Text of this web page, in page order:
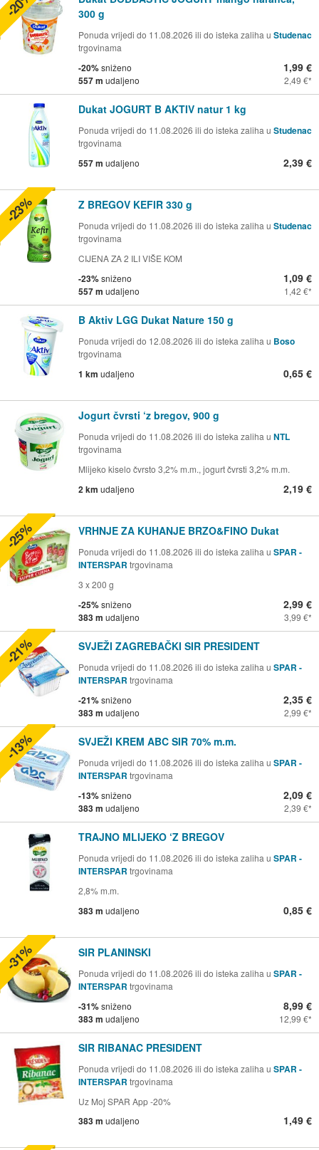
300 g
Ponuda vrijedi do 11.08.2026 ili do isteka zaliha u Studenac
trgovinama
-20%sniženo
557 m udaljeno
1,99 €
2,49 €
Dukat JOGURT B AKTIV natur 1 kg
Ponuda vrijedi do 11.08.2026 ili do isteka zaliha u Studenac
trgovinama
557 m udaljeno 2,39 €
Z BREGOV KEFIR 330 g
Ponuda vrijedi do 11.08.2026 ili do isteka zaliha u Studenac
trgovinama
CIJENA ZA 2 ILI VIŠE KOM
-23%sniženo
557 m udaljeno
1,09 €
1,42 €
-23%
B Aktiv LGG Dukat Nature 150 g
Ponuda vrijedi do 12.08.2026 ili do isteka zaliha u Boso
trgovinama
1 km udaljeno 0,65 €
Jogurt čvrsti ‘z bregov, 900 g
Ponuda vrijedi do 11.08.2026 ili do isteka zaliha u NTL
trgovinama
Mlijeko kiselo čvrsto 3,2% m.m., jogurt čvrsti 3,2% m.m.
2 km udaljeno 2,19 €
VRHNJE ZA KUHANJE BRZO&FINO Dukat
Ponuda vrijedi do 11.08.2026 ili do isteka zaliha u SPAR -
INTERSPAR trgovinama
3 x 200 g
-25%sniženo
383 m udaljeno
2,99 €
3,99 €
-25%
SVJEŽI ZAGREBAČKI SIR PRESIDENT
Ponuda vrijedi do 11.08.2026 ili do isteka zaliha u SPAR -
INTERSPAR trgovinama
-21%sniženo
383 m udaljeno
2,35 €
2,99 €
-21%
SVJEŽI KREM ABC SIR 70% m.m.
Ponuda vrijedi do 11.08.2026 ili do isteka zaliha u SPAR -
INTERSPAR trgovinama
-13%sniženo
383 m udaljeno
2,09 €
2,39 €
-13%
TRAJNO MLIJEKO ‘Z BREGOV
Ponuda vrijedi do 11.08.2026 ili do isteka zaliha u SPAR -
INTERSPAR trgovinama
2,8% m.m.
383 m udaljeno 0,85 €
SIR PLANINSKI
Ponuda vrijedi do 11.08.2026 ili do isteka zaliha u SPAR -
INTERSPAR trgovinama
-31%sniženo
383 m udaljeno
8,99 €
12,99 €
-31%
SIR RIBANAC PRESIDENT
Ponuda vrijedi do 11.08.2026 ili do isteka zaliha u SPAR -
INTERSPAR trgovinama
Uz Moj SPAR App -20%
383 m udaljeno 1,49 €